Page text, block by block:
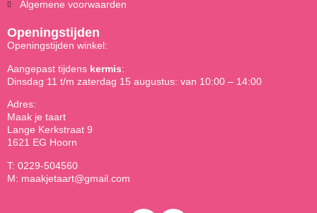
Algemene voorwaarden
Openingstijden
Openingstijden winkel:
Aangepast tijdens kermis:
Dinsdag 11 t/m zaterdag 15 augustus: van 10:00 – 14:00
Adres:
Maak je taart
Lange Kerkstraat 9
1621 EG Hoorn
T: 0229-504560
M: maakjetaart@gmail.com